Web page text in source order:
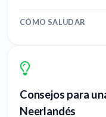
CÓMO SALUDAR
Consejos para
Neerlandés